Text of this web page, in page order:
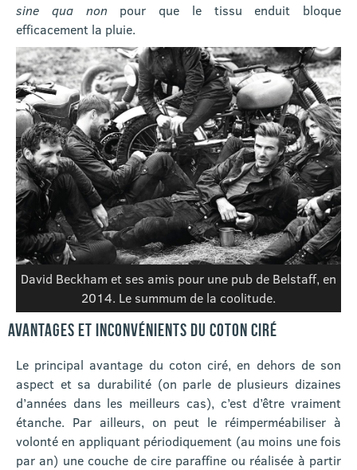
sine qua non pour que le tissu enduit bloque
efficacement la pluie.
David Beckham et ses amis pour une pub de Belstaff, en
2014. Le summum de la coolitude.
AVANTAGES ET INCONVÉNIENTS DU COTON CIRÉ
Le principal avantage du coton ciré, en dehors de son
aspect et sa durabilité (on parle de plusieurs dizaines
d’années dans les meilleurs cas), c’est d’être vraiment
étanche. Par ailleurs, on peut le réimperméabiliser à
volonté en appliquant périodiquement (au moins une fois
par an) une couche de cire paraffine ou réalisée à partir